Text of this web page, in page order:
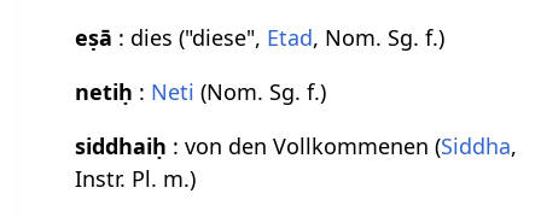
eṣā : dies ("diese", Etad, Nom. Sg. f.)
netiḥ : Neti (Nom. Sg. f.)
siddhaiḥ : von den Vollkommenen (Siddha,
Instr. Pl. m.)